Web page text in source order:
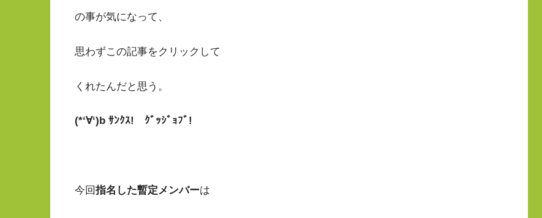
の事が気になって、
思わずこの記事をクリックして
くれたんだと思う。
(*‘∀‘)b ｻﾝｸｽ! ｸﾞｯｼﾞｮﾌﾞ!
今回指名した暫定メンバーは